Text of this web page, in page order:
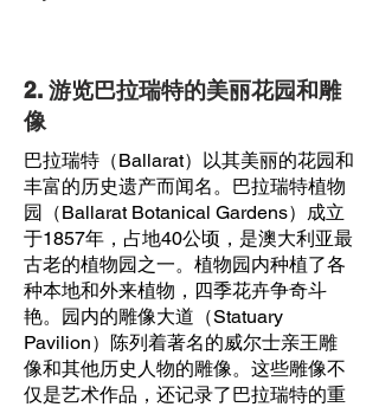
2. 游览巴拉瑞特的美丽花园和雕
像
巴拉瑞特（Ballarat）以其美丽的花园和
丰富的历史遗产而闻名。巴拉瑞特植物
园（Ballarat Botanical Gardens）成立
于1857年，占地40公顷，是澳大利亚最
古老的植物园之一。植物园内种植了各
种本地和外来植物，四季花卉争奇斗
艳。园内的雕像大道（Statuary
Pavilion）陈列着著名的威尔士亲王雕
像和其他历史人物的雕像。这些雕像不
仅是艺术作品，还记录了巴拉瑞特的重